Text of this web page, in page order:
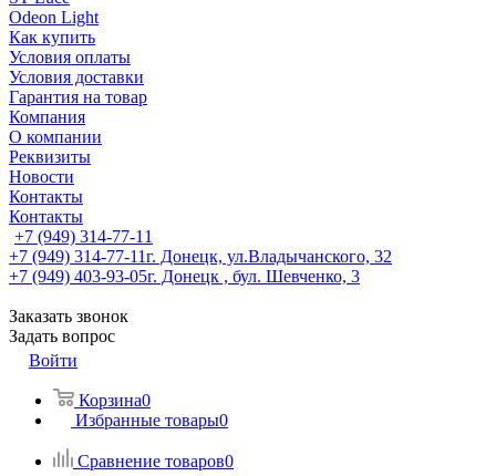
Odeon Light
Как купить
Условия оплаты
Условия доставки
Гарантия на товар
Компания
О компании
Реквизиты
Новости
Контакты
Контакты
+7 (949) 314-77-11
+7 (949) 314-77-11г. Донецк, ул.Владычанского, 32
+7 (949) 403-93-05г. Донецк , бул. Шевченко, 3
Заказать звонок
Задать вопрос
Войти
Корзина0
Избранные товары0
Сравнение товаров0